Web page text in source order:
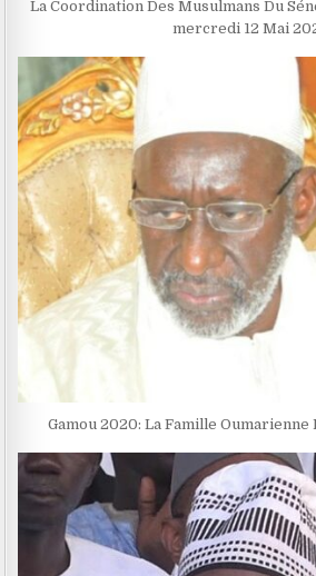
La Coordination Des Musulmans Du
mercredi 12 Mai
Gamou 2020: La Famille Oumarienne